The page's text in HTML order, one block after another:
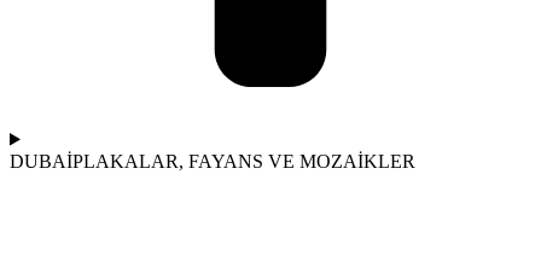
DUBAİPLAKALAR, FAYANS VE MOZAİKLER